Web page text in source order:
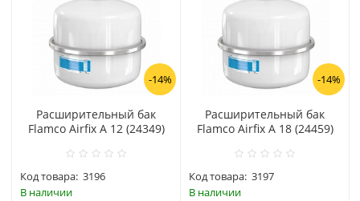
-14%
Расширительный бак
Flamco Airfix A 12 (24349)
Код товара: 3196
В наличии
-14%
Расширительный бак
Flamco Airfix A 18 (24459)
Код товара: 3197
В наличии